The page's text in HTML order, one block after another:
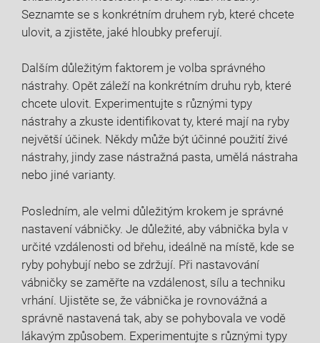
Seznamte se s konkrétním druhem ryb, které chcete
ulovit, a zjistěte, jaké hloubky preferují.
Dalším důležitým faktorem je volba správného
nástrahy. Opět záleží ‍na konkrétním ‍druhu ryb, které
chcete ​ulovit. Experimentujte s různými typy
⁤nástrahy a zkuste identifikovat ty, které mají na ryby
největší účinek. Někdy ⁣může ⁣být účinné použití⁣ živé ​
nástrahy, jindy zase nástražná pasta, umělá nástraha
nebo jiné varianty.
Posledním, ale velmi důležitým‍ krokem je správné
nastavení vábničky.‍ Je ⁢důležité, aby vábnička ‌byla⁢ v
⁢určité vzdálenosti od břehu, ideálně na místě, kde se
ryby pohybují nebo⁢ se zdržují. Při nastavování
vábničky se ‍zaměřte na vzdálenost, sílu a techniku
vrhání. Ujistěte se,‌ že vábnička je rovnovážná a
správně nastavená tak, aby se pohybovala ve vodě
lákavým způsobem. Experimentujte s různými typy